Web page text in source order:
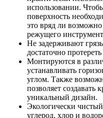
использовании.
поверхность
это вряд ли
режущего
Не задерживают
достаточно
Монтируются в
устанавливать
углом. Также
позволяет создавать
уникальный дизайн.
Экологически
углерод, хлор и